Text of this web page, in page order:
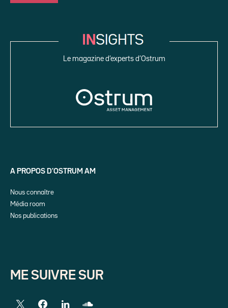
Le magazine d’experts d’Ostrum
A PROPOS D’OSTRUM AM
Nous connaître
Média room
Nos publications
ME SUIVRE SUR